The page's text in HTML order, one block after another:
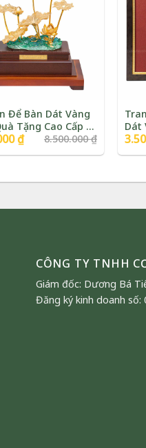
Để Bàn Dát Vàng
Tặng Cao Cấp |
Gold 8.500.000₫
₫Giá
hiện
tại
Dát
Giá
gốc
là:
CÔNG TY TNHH
Giám đốc: Dương Bá
Đăng ký kinh doanh số: